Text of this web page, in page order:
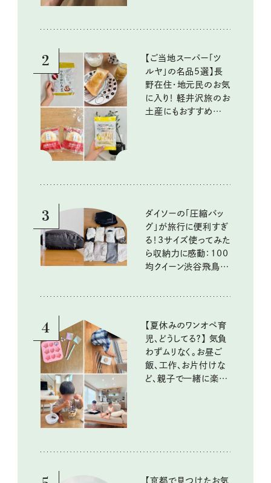
2
【ご当地スーパー「ツ
ルヤ」の名品5選】長
野在住・地元民のお気
に入り！ 軽井沢旅のお
土産にもおすすめのお
3
ダイソーの「圧縮バッ
グ」が旅行に便利すぎ
る！3サイズ使ってみた
ら収納力に感動：100
均クイーン渋谷飛鳥の
4
【夏休みのワンオペ育
児、どうしてる？】 気負
わずムリなく。お昼ご
飯、工作、お片付けな
ど、親子で一緒に楽し
【京都で見つけたお気